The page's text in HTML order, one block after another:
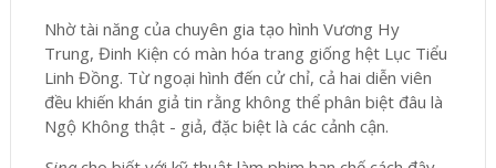
Nhờ tài năng của chuyên gia tạo hình Vương Hy
Trung, Đinh Kiện có màn hóa trang giống hệt Lục Tiểu
Linh Đồng. Từ ngoại hình đến cử chỉ, cả hai diễn viên
đều khiến khán giả tin rằng không thể phân biệt đâu là
Ngộ Không thật - giả, đặc biệt là các cảnh cận.